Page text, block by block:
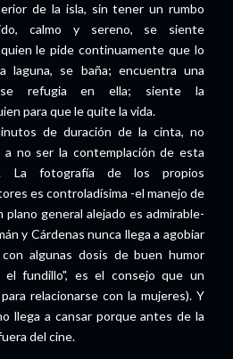
de la isla, sin tener un rumbo
calmo y sereno, se siente
le pide continuamente que lo
laguna, se baña; encuentra una
se refugia en ella; siente la
para que le quite la vida.
de duración de la cinta, no
a no ser la contemplación de esta
La fotografía de los propios
es controladísima -el manejo de
general alejado es admirable-
y Cárdenas nunca llega a agobiar
algunas dosis de buen humor
el fundillo", es el consejo que un
relacionarse con la mujeres). Y
llega a cansar porque antes de la
del cine.